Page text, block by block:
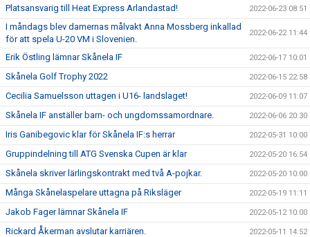
Platsansvarig till Heat Express Arlandastad! 2022-06-23 08:51
I måndags blev damernas målvakt Anna Mossberg inkallad
för att spela U-20 VM i Slovenien.
2022-06-22 11:44
Erik Östling lämnar Skånela IF 2022-06-17 10:01
Skånela Golf Trophy 2022 2022-06-15 22:58
Cecilia Samuelsson uttagen i U16- landslaget! 2022-06-09 11:07
Skånela IF anställer barn- och ungdomssamordnare. 2022-06-06 20:30
Iris Ganibegovic klar för Skånela IF:s herrar 2022-05-31 10:00
Gruppindelning till ATG Svenska Cupen är klar 2022-05-20 16:54
Skånela skriver lärlingskontrakt med två A-pojkar. 2022-05-20 10:00
Många Skånelaspelare uttagna på Riksläger 2022-05-19 11:11
Jakob Fager lämnar Skånela IF 2022-05-12 10:00
Rickard Åkerman avslutar karriären. 2022-05-11 14:52